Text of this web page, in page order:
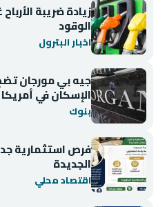
زيادة ضريبة
الوقود
اخبار البترول
الإسكان في أمريكا
بنوك
فرص استثمارية
الجديدة
اقتصاد محلي